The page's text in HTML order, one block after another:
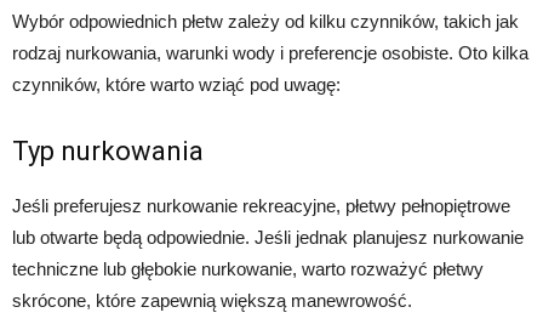
Wybór odpowiednich płetw zależy od kilku czynników, takich jak
rodzaj nurkowania, warunki wody i preferencje osobiste. Oto kilka
czynników, które warto wziąć pod uwagę:
Typ nurkowania
Jeśli preferujesz nurkowanie rekreacyjne, płetwy pełnopiętrowe
lub otwarte będą odpowiednie. Jeśli jednak planujesz nurkowanie
techniczne lub głębokie nurkowanie, warto rozważyć płetwy
skrócone, które zapewnią większą manewrowość.